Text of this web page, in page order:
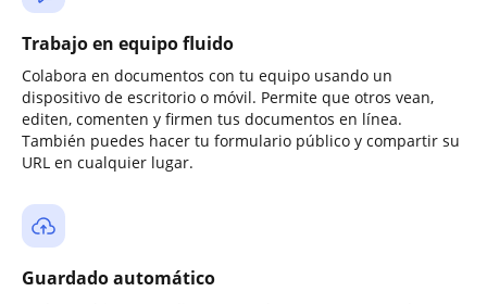
Trabajo en equipo fluido
Colabora en documentos con tu equipo usando un
dispositivo de escritorio o móvil. Permite que otros vean,
editen, comenten y firmen tus documentos en línea.
También puedes hacer tu formulario público y compartir su
URL en cualquier lugar.
Guardado automático